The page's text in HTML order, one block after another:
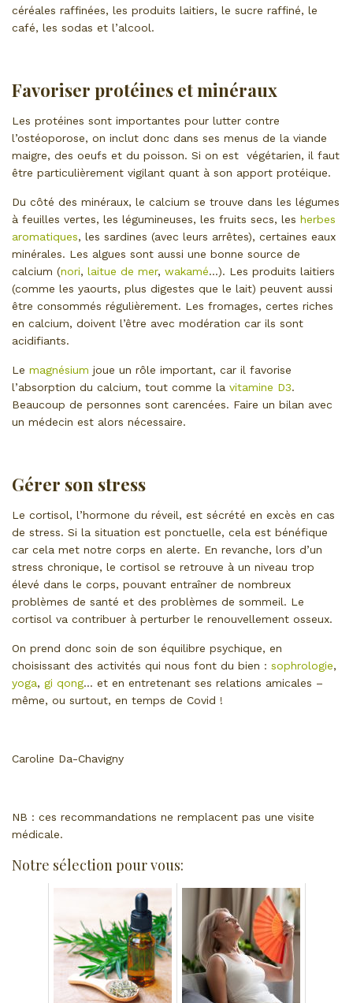
céréales raffinées, les produits laitiers, le sucre raffiné, le
café, les sodas et l’alcool.
Favoriser protéines et minéraux
Les protéines sont importantes pour lutter contre
l’ostéoporose, on inclut donc dans ses menus de la viande
maigre, des oeufs et du poisson. Si on est végétarien, il faut
être particulièrement vigilant quant à son apport protéique.
Du côté des minéraux, le calcium se trouve dans les légumes
à feuilles vertes, les légumineuses, les fruits secs, les herbes
aromatiques, les sardines (avec leurs arrêtes), certaines eaux
minérales. Les algues sont aussi une bonne source de
calcium (nori, laitue de mer, wakamé…). Les produits laitiers
(comme les yaourts, plus digestes que le lait) peuvent aussi
être consommés régulièrement. Les fromages, certes riches
en calcium, doivent l’être avec modération car ils sont
acidifiants.
Le magnésium joue un rôle important, car il favorise
l’absorption du calcium, tout comme la vitamine D3.
Beaucoup de personnes sont carencées. Faire un bilan avec
un médecin est alors nécessaire.
Gérer son stress
Le cortisol, l’hormone du réveil, est sécrété en excès en cas
de stress. Si la situation est ponctuelle, cela est bénéfique
car cela met notre corps en alerte. En revanche, lors d’un
stress chronique, le cortisol se retrouve à un niveau trop
élevé dans le corps, pouvant entraîner de nombreux
problèmes de santé et des problèmes de sommeil. Le
cortisol va contribuer à perturber le renouvellement osseux.
On prend donc soin de son équilibre psychique, en
choisissant des activités qui nous font du bien : sophrologie,
yoga, gi qong… et en entretenant ses relations amicales –
même, ou surtout, en temps de Covid !
Caroline Da-Chavigny
NB : ces recommandations ne remplacent pas une visite
médicale.
Notre sélection pour vous: